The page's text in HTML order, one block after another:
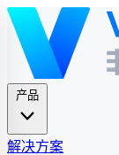
解决方案